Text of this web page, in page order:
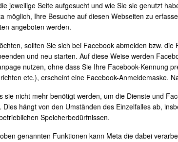
jeweilige Seite aufgesucht und wie Sie sie genutzt
möglich, Ihre Besuche auf diesen Webseiten zu
angeboten werden.
sollten Sie sich bei Facebook abmelden bzw.
und neu starten. Auf diese Weise werden
nutzen, ohne dass Sie Ihre Facebook-Kennung
etc.), erscheint eine Facebook-Anmeldemaske.
sie nicht mehr benötigt werden, um die Dienste und
hängt von den Umständen des Einzelfalles ab,
Speicherbedürfnissen.
genannten Funktionen kann Meta die dabei